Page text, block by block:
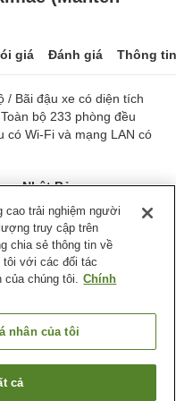
giá Đánh giá Thông
/ Bãi đậu xe có diện tích
bộ 233 phòng đều
có Wi-Fi và mạng LAN có
Nhật Bản
/ Salon
Chain)
cao trải nghiệm người
truy cập trên
chia sẻ thông tin về
tôi với các đối tác
của chúng tôi. Chính
nhân của tôi
cả